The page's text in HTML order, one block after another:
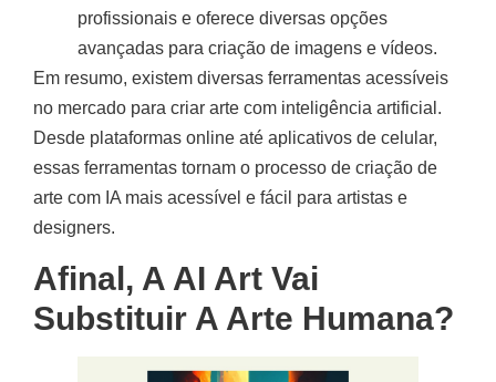
profissionais e oferece diversas opções
avançadas para criação de imagens e vídeos.
Em resumo, existem diversas ferramentas acessíveis
no mercado para criar arte com inteligência artificial.
Desde plataformas online até aplicativos de celular,
essas ferramentas tornam o processo de criação de
arte com IA mais acessível e fácil para artistas e
designers.
Afinal, A AI Art Vai
Substituir A Arte Humana?